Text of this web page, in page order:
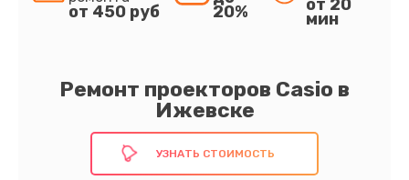
Ремонт проекторов Casio в
Ижевске
от 450 руб 20% от 20
мин
УЗНАТЬ СТОИМОСТЬ